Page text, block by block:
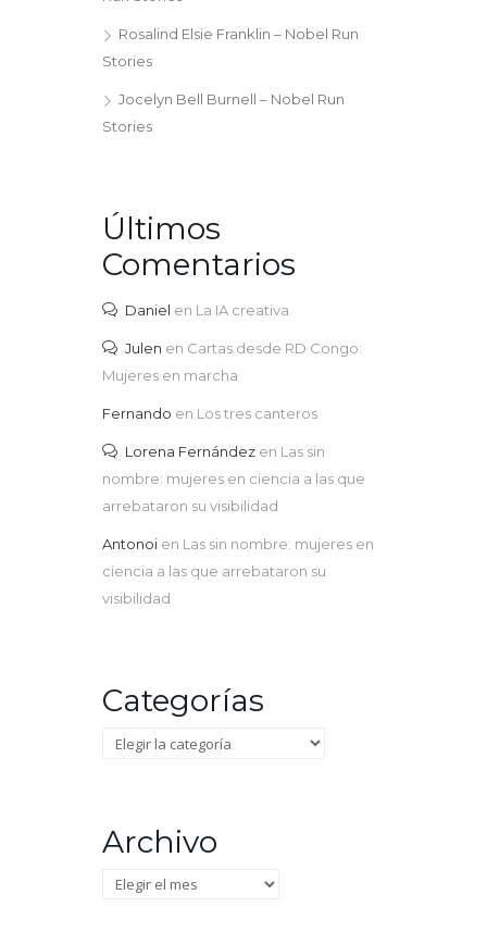
Rosalind Elsie Franklin – Nobel Run
Stories
Jocelyn Bell Burnell – Nobel Run
Stories
Últimos
Comentarios
Daniel en La IA creativa
Julen en Cartas desde RD Congo:
Mujeres en marcha
Fernando en Los tres canteros
Lorena Fernández en Las sin
nombre: mujeres en ciencia a las que
arrebataron su visibilidad
Antonoi en Las sin nombre: mujeres en
ciencia a las que arrebataron su
visibilidad
Categorías
Categorías
Archivo
Archivo